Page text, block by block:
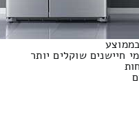
חיישנים שוקלים יותר